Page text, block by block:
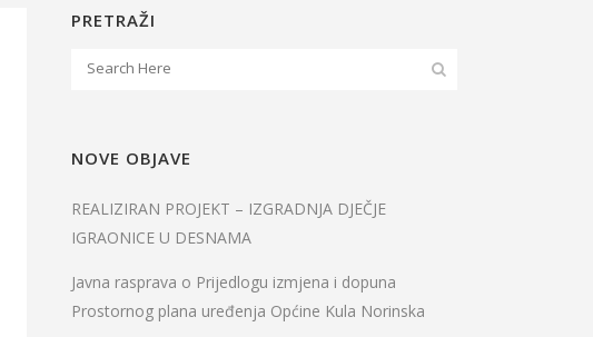
PRETRAŽI
NOVE OBJAVE
REALIZIRAN PROJEKT – IZGRADNJA DJEČJE
IGRAONICE U DESNAMA
Javna rasprava o Prijedlogu izmjena i dopuna
Prostornog plana uređenja Općine Kula Norinska